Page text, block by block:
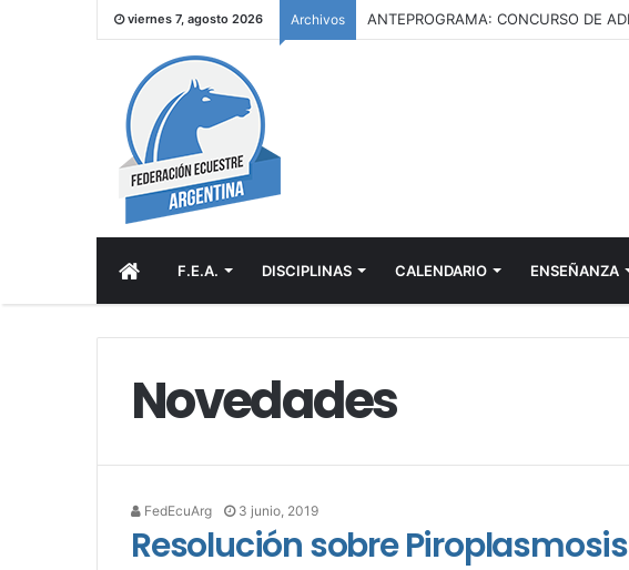
viernes 7, agosto 2026 Archivos
INICIOF.E.A. DISCIPLINAS CALENDARIO ENSEÑANZA
Novedades
FedEcuArg 3 junio, 2019
Resolución sobre Piroplasmosis